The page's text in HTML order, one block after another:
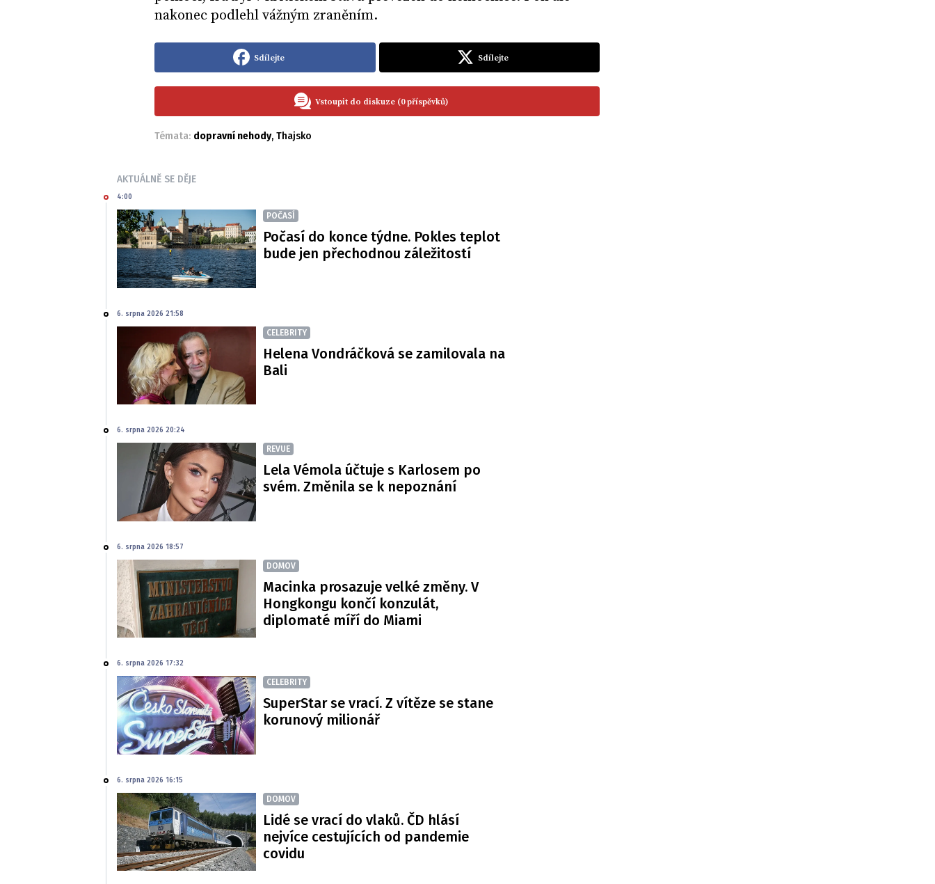
nakonec podlehl vážným zraněním.
Sdílejte Sdílejte
Vstoupit do diskuze (0 příspěvků)
Témata: dopravní nehody, Thajsko
AKTUÁLNĚ SE DĚJE
4:00
POČASÍ
Počasí do konce týdne. Pokles teplot
bude jen přechodnou záležitostí
6. srpna 2026 21:58
CELEBRITY
Helena Vondráčková se zamilovala na
Bali
6. srpna 2026 20:24
REVUE
Lela Vémola účtuje s Karlosem po
svém. Změnila se k nepoznání
6. srpna 2026 18:57
DOMOV
Macinka prosazuje velké změny. V
Hongkongu končí konzulát,
diplomaté míří do Miami
6. srpna 2026 17:32
CELEBRITY
SuperStar se vrací. Z vítěze se stane
korunový milionář
6. srpna 2026 16:15
DOMOV
Lidé se vrací do vlaků. ČD hlásí
nejvíce cestujících od pandemie
covidu